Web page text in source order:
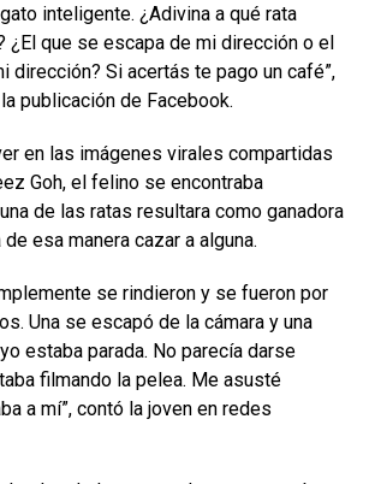
inteligente. ¿Adivina a qué rata
¿El que se escapa de mi dirección o el
dirección? Si acertás te pago un café”,
publicación de Facebook.
en las imágenes virales compartidas
Goh, el felino se encontraba
de las ratas resultara como ganadora
esa manera cazar a alguna.
se rindieron y se fueron por
Una se escapó de la cámara y una
estaba parada. No parecía darse
filmando la pelea. Me asusté
a mí”, contó la joven en redes